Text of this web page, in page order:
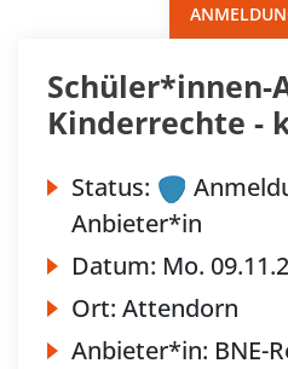
Schüler*innen-
Kinderrechte -
Status:
Anbieter*in
Datum: Mo.
Ort: Attendorn
Anbieter*in: BNE-